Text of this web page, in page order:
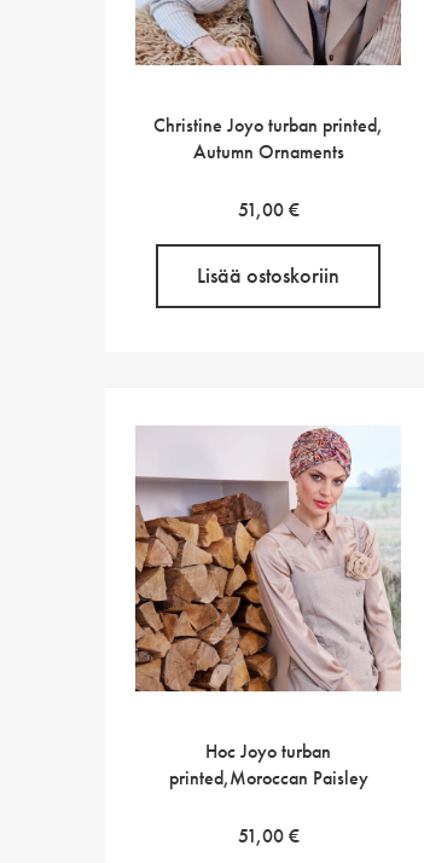
Christine Joyo turban printed,
Autumn Ornaments
51,00€
Lisää ostoskoriin
Hoc Joyo turban
printed,Moroccan Paisley
51,00€